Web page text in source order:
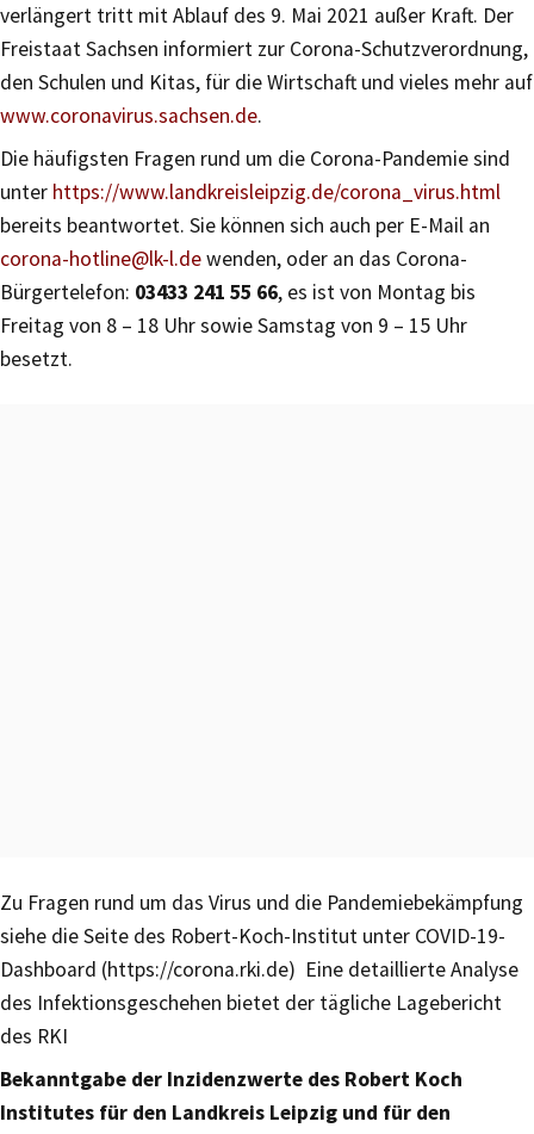
verlängert tritt mit Ablauf des 9. Mai 2021 außer Kraft. Der
Freistaat Sachsen informiert zur Corona-Schutzverordnung,
den Schulen und Kitas, für die Wirtschaft und vieles mehr auf
www.coronavirus.sachsen.de.
Die häufigsten Fragen rund um die Corona-Pandemie sind
unter https://www.landkreisleipzig.de/corona_virus.html
bereits beantwortet. Sie können sich auch per E-Mail an
corona-hotline@lk-l.dewenden, oder an das Corona-
Bürgertelefon: 03433 241 55 66, es ist von Montag bis
Freitag von 8 – 18 Uhr sowie Samstag von 9 – 15 Uhr
besetzt.
Zu Fragen rund um das Virus und die Pandemiebekämpfung
siehe die Seite des Robert-Koch-Institut unter COVID-19-
Dashboard (https://corona.rki.de) Eine detaillierte Analyse
des Infektionsgeschehen bietet der tägliche Lagebericht
des RKI
Bekanntgabe der Inzidenzwerte des Robert Koch
Institutes für den Landkreis Leipzig und für den